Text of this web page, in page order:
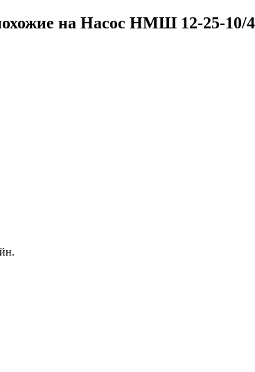
на Насос НМШ 12-25-10/